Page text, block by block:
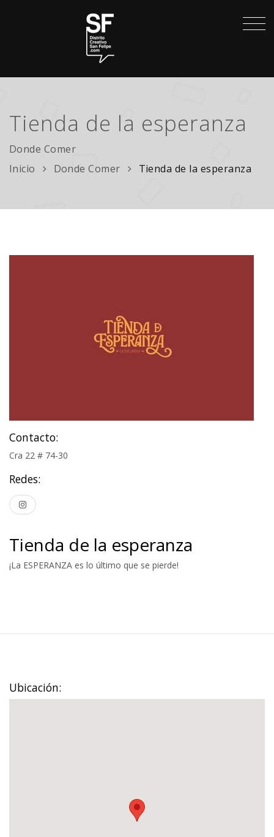
Tienda de la esperanza
Donde Comer
Inicio
Donde Comer Tienda de la esperanza
Contacto:
Cra 22 # 74-30
Redes:
Tienda de la esperanza
¡La ESPERANZA es lo último que se pierde!
Ubicación: